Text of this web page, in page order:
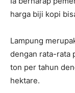
harga biji kopi
Lampung
dengan rata-rata
ton per tahun
hektare.